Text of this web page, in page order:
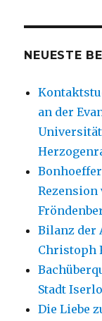
NEUESTE
an der
Bilanz der
Christoph
Stadt
Die Liebe